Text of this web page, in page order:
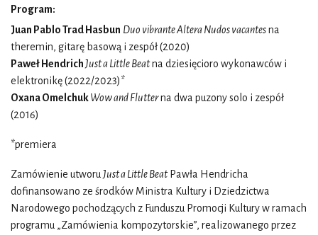
Program:
Juan Pablo Trad Hasbun Duo vibrante Altera Nudos vacantesna
theremin, gitarę basową i zespół (2020)
Paweł HendrichJust a Little Beatna dziesięcioro wykonawców i
elektronikę (2022/2023)*
Oxana OmelchukWow and Flutterna dwa puzony solo i zespół
(2016)
*premiera
Zamówienie utworu Just a Little BeatPawła Hendricha
dofinansowano ze środków Ministra Kultury i Dziedzictwa
Narodowego pochodzących z Funduszu Promocji Kultury w ramach
programu „Zamówienia kompozytorskie”, realizowanego przez